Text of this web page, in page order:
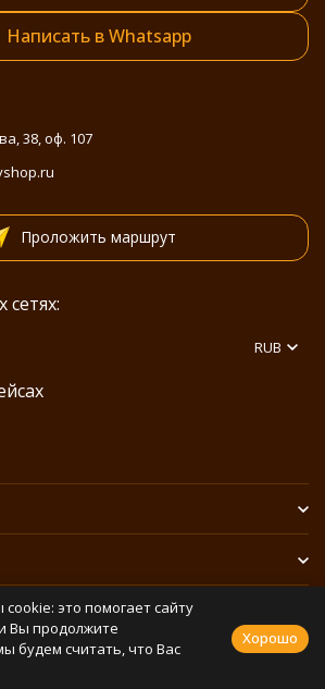
Написать в Whatsapp
38, оф. 107
Проложить маршрут
RUB
данных
это помогает сайту
Вы продолжите
будем считать, что Вас
Хорошо